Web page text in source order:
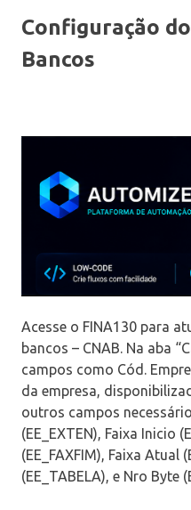
Configuração
Bancos
Acesse o FINA130 para
bancos – CNAB. Na aba
campos como Cód.
da empresa,
outros campos
(EE_EXTEN), Faixa Inicio
(EE_FAXFIM), Faixa Atual
(EE_TABELA), e Nro Byte